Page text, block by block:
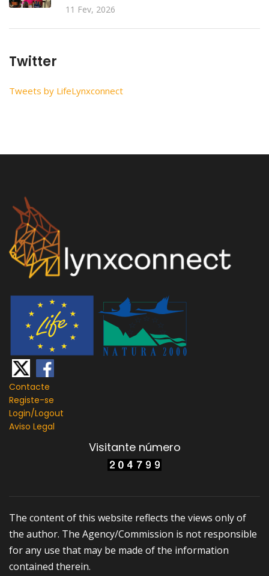
11 Fev, 2026
Twitter
Tweets by LifeLynxconnect
Contacte
Registe-se
Login/Logout
Aviso Legal
Visitante número
The content of this website reflects the views only of
the author. The Agency/Commission is not responsible
for any use that may be made of the information
contained therein.